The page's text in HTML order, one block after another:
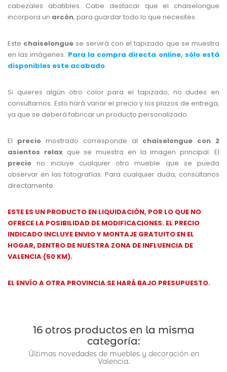
cabezales abatibles. Cabe destacar que el chaiselongue
incorpora un arcón, para guardar todo lo que necesites.
Este chaiselongue se servirá con el tapizado que se muestra
en las imágenes. Para la compra directa online, sólo está
disponibles este acabado.
Si quieres algún otro color para el tapizado, no dudes en
consultarnos. Esto hará variar el precio y los plazos de entrega,
ya que se deberá fabricar un producto personalizado.
El precio mostrado corresponde al chaiselongue con 2
asientos relax que se muestra en la imagen principal. El
precio no incluye cualquier otro mueble que se pueda
observar en las fotografías. Para cualquier duda, consúltanos
directamente.
ESTE ES UN PRODUCTO EN LIQUIDACIÓN, POR LO QUE NO
OFRECE LA POSIBILIDAD DE MODIFICACIONES. EL PRECIO
INDICADO INCLUYE ENVIO Y MONTAJE GRATUITO EN EL
HOGAR, DENTRO DE NUESTRA ZONA DE INFLUENCIA DE
VALENCIA (50 KM).
EL ENVÍO A OTRA PROVINCIA SE HARÁ BAJO PRESUPUESTO.
16 otros productos en la misma
categoría:
Últimas novedades de muebles y decoración en
Valencia.